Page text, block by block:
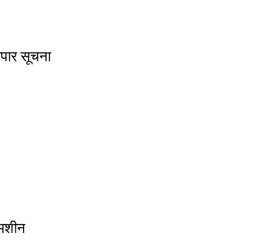
सूचना